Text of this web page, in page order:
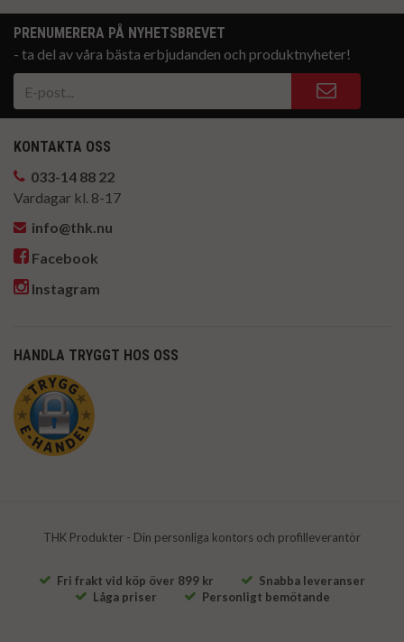
PRENUMERERA PÅ NYHETSBREVET
- ta del av våra bästa erbjudanden och produktnyheter!
KONTAKTA OSS
033-14 88 22
Vardagar kl. 8-17
info@thk.nu
Facebook
Instagram
HANDLA TRYGGT HOS OSS
THK Produkter - Din personliga kontors och profilleverantör
Fri frakt vid köp över 899 kr
Snabba leveranser
Låga priser
Personligt bemötande